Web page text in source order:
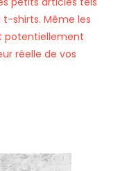
t-shirts. Même les
potentiellement
réelle de vos